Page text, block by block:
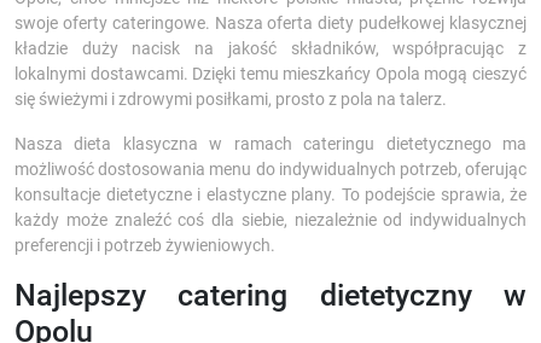
swoje oferty cateringowe. Nasza oferta diety pudełkowej klasycznej
kładzie duży nacisk na jakość składników, współpracując z
lokalnymi dostawcami. Dzięki temu mieszkańcy Opola mogą cieszyć
się świeżymi i zdrowymi posiłkami, prosto z pola na talerz.
Nasza dieta klasyczna w ramach cateringu dietetycznego ma
możliwość dostosowania menu do indywidualnych potrzeb, oferując
konsultacje dietetyczne i elastyczne plany. To podejście sprawia, że
każdy może znaleźć coś dla siebie, niezależnie od indywidualnych
preferencji i potrzeb żywieniowych.
Najlepszy catering dietetyczny w
Opolu